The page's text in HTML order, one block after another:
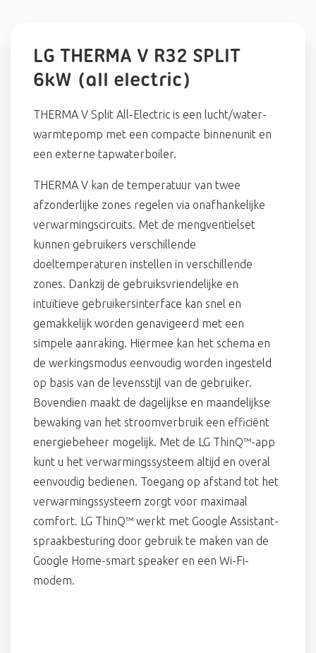
LG THERMA V R32 SPLIT
6kW (all electric)
THERMA V Split All-Electric is een lucht/water-
warmtepomp met een compacte binnenunit en
een externe tapwaterboiler.
THERMA V kan de temperatuur van twee
afzonderlijke zones regelen via onafhankelijke
verwarmingscircuits. Met de mengventielset
kunnen gebruikers verschillende
doeltemperaturen instellen in verschillende
zones. Dankzij de gebruiksvriendelijke en
intuïtieve gebruikersinterface kan snel en
gemakkelijk worden genavigeerd met een
simpele aanraking. Hiermee kan het schema en
de werkingsmodus eenvoudig worden ingesteld
op basis van de levensstijl van de gebruiker.
Bovendien maakt de dagelijkse en maandelijkse
bewaking van het stroomverbruik een efficiënt
energiebeheer mogelijk. Met de LG ThinQ™-app
kunt u het verwarmingssysteem altijd en overal
eenvoudig bedienen. Toegang op afstand tot het
verwarmingssysteem zorgt voor maximaal
comfort. LG ThinQ™ werkt met Google Assistant-
spraakbesturing door gebruik te maken van de
Google Home-smart speaker en een Wi-Fi-
modem.